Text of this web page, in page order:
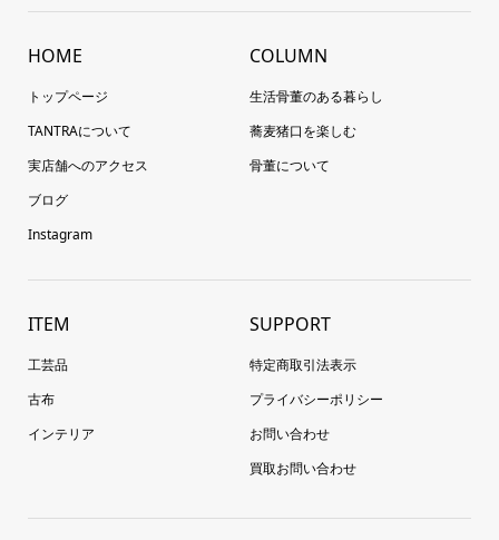
HOME
トップページ
TANTRAについて
実店舗へのアクセス
ブログ
Instagram
COLUMN
生活骨董のある暮らし
蕎麦猪口を楽しむ
骨董について
ITEM
工芸品
古布
インテリア
SUPPORT
特定商取引法表示
プライバシーポリシー
お問い合わせ
買取お問い合わせ